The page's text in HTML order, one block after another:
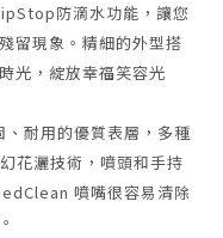
防滴水功能，讓您
留現象。精細的外型搭
光，綻放幸福笑容光
耐用的優質表層，多種
花灑技術，噴頭和手持
噴嘴很容易清除